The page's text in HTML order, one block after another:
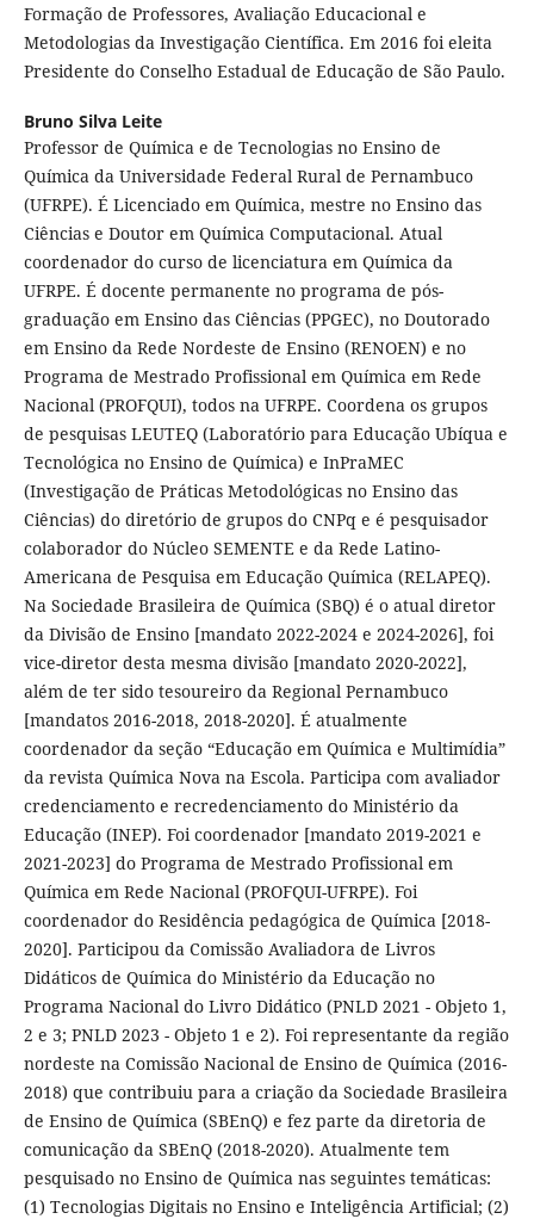
Formação de Professores, Avaliação Educacional e
Metodologias da Investigação Científica. Em 2016 foi eleita
Presidente do Conselho Estadual de Educação de São Paulo.
Bruno Silva Leite
Professor de Química e de Tecnologias no Ensino de
Química da Universidade Federal Rural de Pernambuco
(UFRPE). É Licenciado em Química, mestre no Ensino das
Ciências e Doutor em Química Computacional. Atual
coordenador do curso de licenciatura em Química da
UFRPE. É docente permanente no programa de pós-
graduação em Ensino das Ciências (PPGEC), no Doutorado
em Ensino da Rede Nordeste de Ensino (RENOEN) e no
Programa de Mestrado Profissional em Química em Rede
Nacional (PROFQUI), todos na UFRPE. Coordena os grupos
de pesquisas LEUTEQ (Laboratório para Educação Ubíqua e
Tecnológica no Ensino de Química) e InPraMEC
(Investigação de Práticas Metodológicas no Ensino das
Ciências) do diretório de grupos do CNPq e é pesquisador
colaborador do Núcleo SEMENTE e da Rede Latino-
Americana de Pesquisa em Educação Química (RELAPEQ).
Na Sociedade Brasileira de Química (SBQ) é o atual diretor
da Divisão de Ensino [mandato 2022-2024 e 2024-2026], foi
vice-diretor desta mesma divisão [mandato 2020-2022],
além de ter sido tesoureiro da Regional Pernambuco
[mandatos 2016-2018, 2018-2020]. É atualmente
coordenador da seção “Educação em Química e Multimídia”
da revista Química Nova na Escola. Participa com avaliador
credenciamento e recredenciamento do Ministério da
Educação (INEP). Foi coordenador [mandato 2019-2021 e
2021-2023] do Programa de Mestrado Profissional em
Química em Rede Nacional (PROFQUI-UFRPE). Foi
coordenador do Residência pedagógica de Química [2018-
2020]. Participou da Comissão Avaliadora de Livros
Didáticos de Química do Ministério da Educação no
Programa Nacional do Livro Didático (PNLD 2021 - Objeto 1,
2 e 3; PNLD 2023 - Objeto 1 e 2). Foi representante da região
nordeste na Comissão Nacional de Ensino de Química (2016-
2018) que contribuiu para a criação da Sociedade Brasileira
de Ensino de Química (SBEnQ) e fez parte da diretoria de
comunicação da SBEnQ (2018-2020). Atualmente tem
pesquisado no Ensino de Química nas seguintes temáticas:
(1) Tecnologias Digitais no Ensino e Inteligência Artificial; (2)